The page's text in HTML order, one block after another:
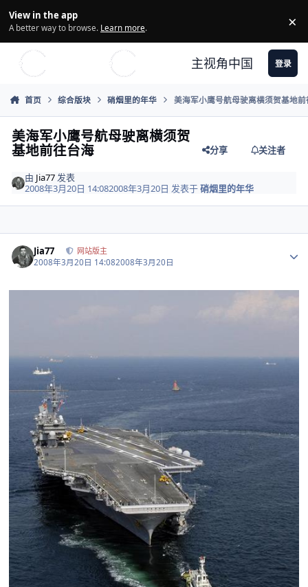
View in the app
A better way to browse. Learn more. ×
主视角中国 登录
首页 综合版块 硝烟里的年华 美海军小鹰号航母驶离横须贺基地前
美海军小鹰号航母驶离横须贺
基地前往台海 分享 关注者
由 Jia77 发表
2008年3月20日 14:082008年3月20日 发表于硝烟里的年华
Jia77 网站版主
2008年3月20日 14:082008年3月20日